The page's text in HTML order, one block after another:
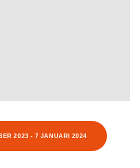
2023 - 7 JANUARI 2024